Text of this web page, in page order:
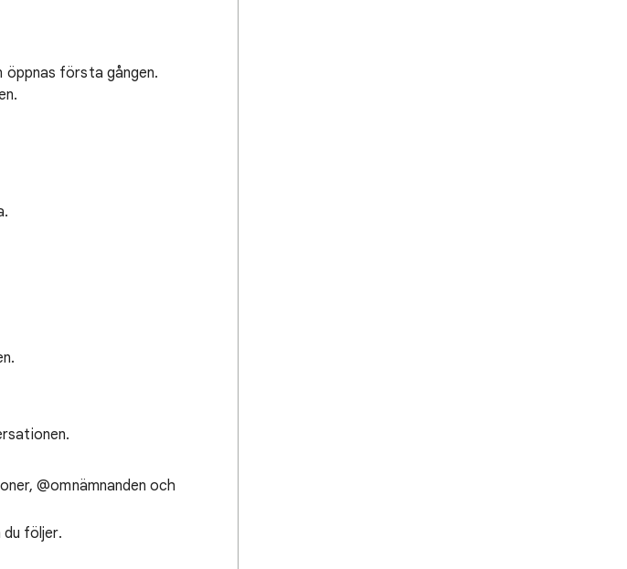
öppnas första gången.
@omnämnanden och
du följer.